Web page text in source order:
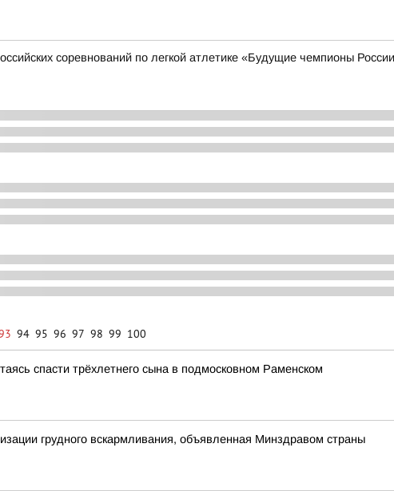
соревнований по легкой атлетике «Будущие чемпионы
94 95 96 97 98 99 100
спасти трёхлетнего сына в подмосковном Раменском
грудного вскармливания, объявленная Минздравом страны